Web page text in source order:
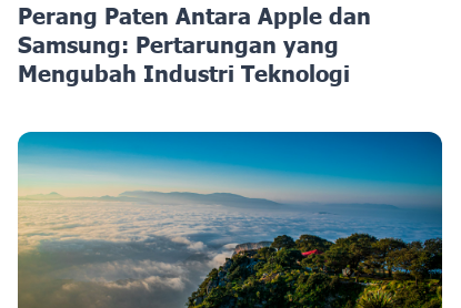
Perang Paten Antara Apple dan
Samsung: Pertarungan yang
Mengubah Industri Teknologi